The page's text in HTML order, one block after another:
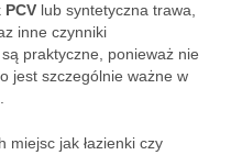
PCV lub syntetyczna trawa,
inne czynniki
praktyczne, ponieważ nie
jest szczególnie ważne w
miejsc jak łazienki czy